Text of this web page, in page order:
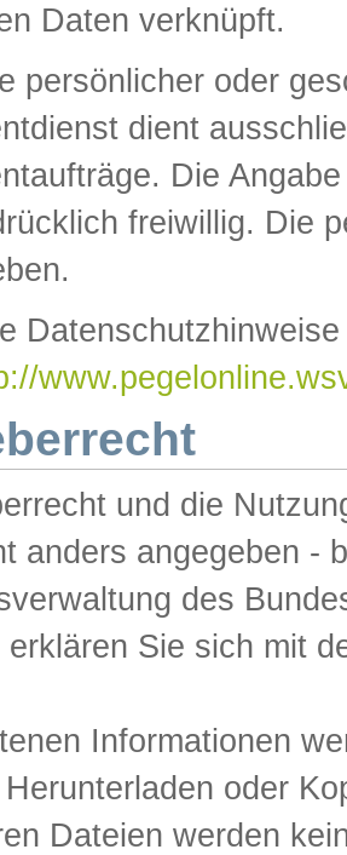
Daten verknüpft.
persönlicher oder
dient
Die
freiwillig. Die
und die
anders angegeben -
des
erklären Sie sich mit
Informationen
oder
Dateien werden